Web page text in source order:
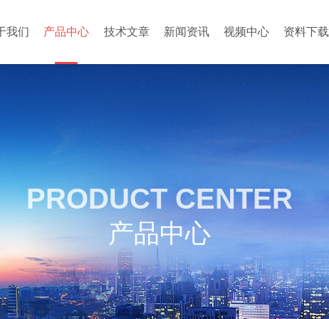
我们 产品中心 技术文章 新闻资讯 视频中心 资料下载
PRODUCT CENTER
产品中心